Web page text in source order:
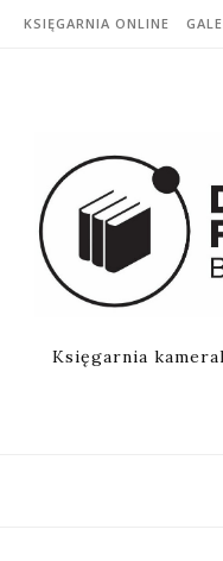
Skip to content
KSIĘGARNIA ONLINE
Księgarnia